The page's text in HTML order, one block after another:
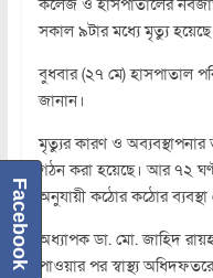
সকাল ৯টার মধ্যে মৃত্যু
বুধবার (২৭ মে) হাসপাতাল
জানান।
মৃত্যুর কারণ ও অব্যবস্থাপনার
গঠন করা হয়েছে। আর ৭২
অনুযায়ী কঠোর কঠোর
অধ্যাপক ডা. মো. জাহিদ
পাওয়ার পর স্বাস্থ্য
Facebook